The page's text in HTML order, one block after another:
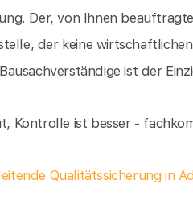
Der, von Ihnen
der keine
ist der
Kontrolle ist besser -
Qualitätssicherung in